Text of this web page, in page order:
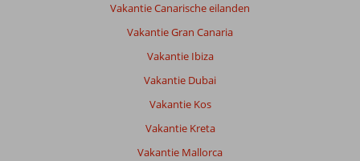
Vakantie Canarische eilanden
Vakantie Gran Canaria
Vakantie Ibiza
Vakantie Dubai
Vakantie Kos
Vakantie Kreta
Vakantie Mallorca